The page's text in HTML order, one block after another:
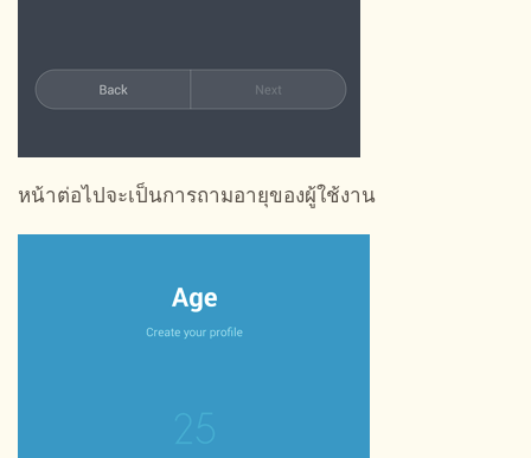
หน้าต่อไปจะเป็นการถามอายุของผู้ใช้งาน